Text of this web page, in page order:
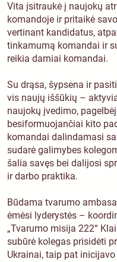
Vita įsitraukė į naujokų
komandoje ir pritaikė
vertinant kandidatus,
tinkamumą komandai ir
reikia darniai komandai.
Su drąsa, šypsena ir
vis naujų iššūkių –
naujokų įvedimo,
besiformuojančiai kito
komandai dalindamasi
sudarė galimybes
šalia savęs bei dalijosi
ir darbo praktika.
Būdama tvarumo
ėmėsi lyderystės –
„Tvarumo misija 222“
subūrė kolegas prisidėti
Ukrainai, taip pat